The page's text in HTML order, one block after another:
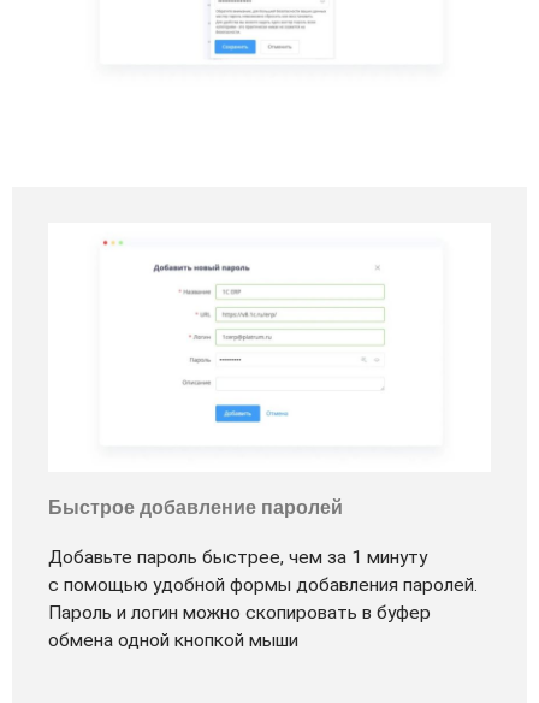
Быстрое добавление паролей
Добавьте пароль быстрее, чем за 1 минуту
с помощью удобной формы добавления паролей.
Пароль и логин можно скопировать в буфер
обмена одной кнопкой мыши